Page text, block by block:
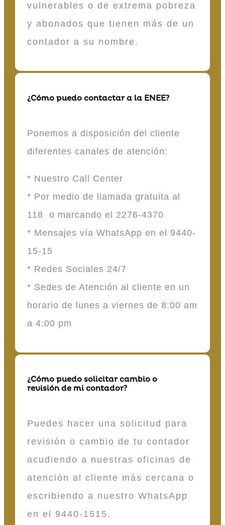
vulnerables o de extrema pobreza
y abonados que tienen más de un
contador a su nombre.
¿Cómo puedo contactar a la ENEE?
Ponemos a disposición del cliente
diferentes canales de atención:
* Nuestro Call Center
* Por medio de llamada gratuita al
118 o marcando el 2276-4370
* Mensajes vía WhatsApp en el 9440-
15-15
* Redes Sociales 24/7
* Sedes de Atención al cliente en un
horario de lunes a viernes de 8:00 am
a 4:00 pm
¿Cómo puedo solicitar cambio o
revisión de mi contador?
Puedes hacer una solicitud para
revisión o cambio de tu contador
acudiendo a nuestras oficinas de
atención al cliente más cercana o
escribiendo a nuestro WhatsApp
en el 9440-1515.